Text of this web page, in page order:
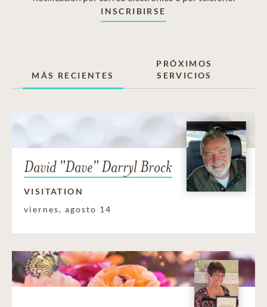
INSCRIBIRSE
MÁS RECIENTES
PRÓXIMOS
SERVICIOS
David "Dave" Darryl Brock
VISITATION
viernes, agosto 14